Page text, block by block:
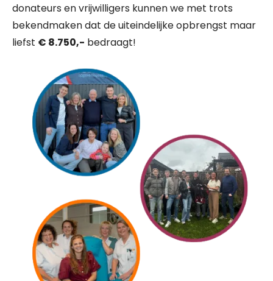
donateurs en vrijwilligers kunnen we met trots
bekendmaken dat de uiteindelijke opbrengst maar
liefst € 8.750,- bedraagt!